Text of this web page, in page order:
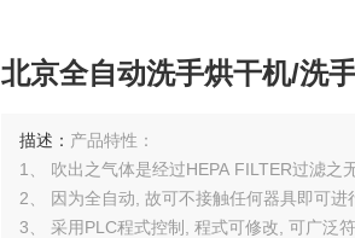
北京全自动洗手烘干机/洗
描述： 产品特性：
1、 吹出之气体是经过HEPA FILTER过滤之
2、 因为全自动, 故可不接触任何器具即可进
3、 采用PLC程式控制, 程式可修改, 可广泛